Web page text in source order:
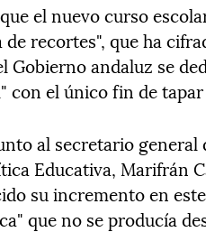
el nuevo curso
recortes", que ha
Gobierno andaluz se
con el único fin de
al secretario
Educativa, Marifrán
su incremento en
que no se producía